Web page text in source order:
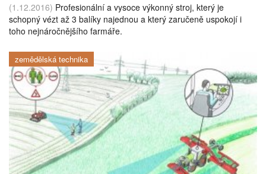
(1.12.2016) Profesionální a vysoce výkonný stroj, který je
schopný vézt až 3 balíky najednou a který zaručeně uspokojí i
toho nejnáročnějšího farmáře.
zemědělská technika